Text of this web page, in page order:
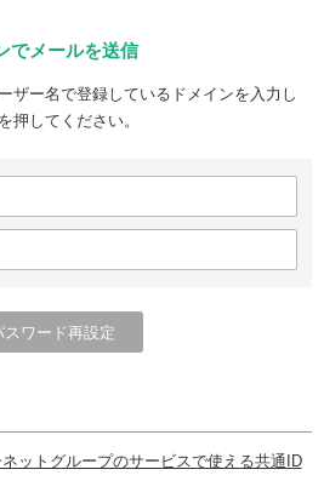
でメールを送信
ザー名で登録しているドメインを入力し
押してください。
ットグループのサービスで使える共通ID